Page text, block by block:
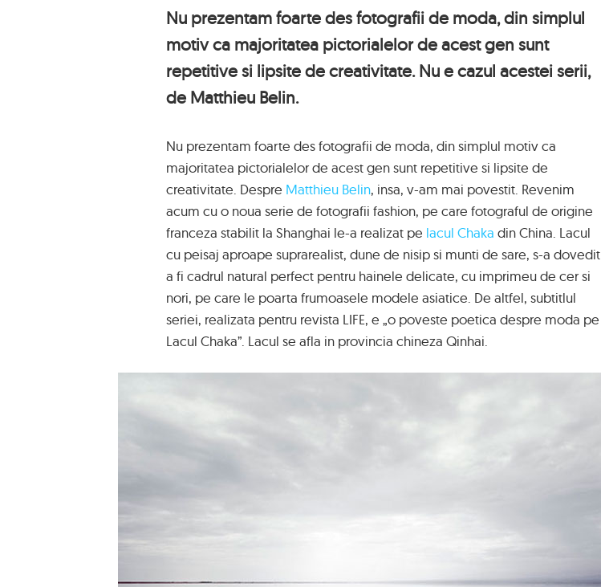
Nu prezentam foarte des fotografii de moda, din simplul
motiv ca majoritatea pictorialelor de acest gen sunt
repetitive si lipsite de creativitate. Nu e cazul acestei serii,
de Matthieu Belin.
Nu prezentam foarte des fotografii de moda, din simplul motiv ca
majoritatea pictorialelor de acest gen sunt repetitive si lipsite de
creativitate. Despre Matthieu Belin, insa, v-am mai povestit. Revenim
acum cu o noua serie de fotografii fashion, pe care fotograful de origine
franceza stabilit la Shanghai le-a realizat pe lacul Chaka din China. Lacul
cu peisaj aproape suprarealist, dune de nisip si munti de sare, s-a dovedit
a fi cadrul natural perfect pentru hainele delicate, cu imprimeu de cer si
nori, pe care le poarta frumoasele modele asiatice. De altfel, subtitlul
seriei, realizata pentru revista LIFE, e „o poveste poetica despre moda pe
Lacul Chaka”. Lacul se afla in provincia chineza Qinhai.